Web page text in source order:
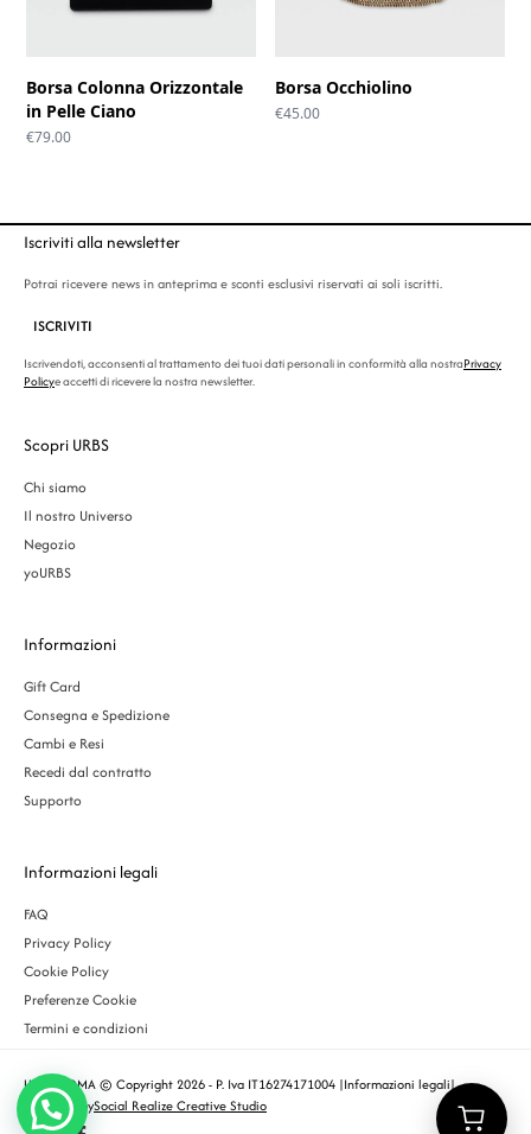
Borsa Colonna Orizzontale
in Pelle Ciano
€79.00
Borsa Occhiolino
€45.00
Iscriviti alla newsletter
Potrai ricevere news in anteprima e sconti esclusivi riservati ai soli iscritti.
ISCRIVITI
Iscrivendoti, acconsenti al trattamento dei tuoi dati personali in conformità alla nostraPrivacy
Policye accetti di ricevere la nostra newsletter.
Scopri URBS
Chi siamo
Il nostro Universo
Negozio
yoURBS
Informazioni
Gift Card
Consegna e Spedizione
Cambi e Resi
Recedi dal contratto
Supporto
Informazioni legali
FAQ
Privacy Policy
Cookie Policy
Preferenze Cookie
Termini e condizioni
URBS ROMA © Copyright 2026 - P. Iva IT16274171004 |Informazioni legali|
Designed bySocial Realize Creative Studio